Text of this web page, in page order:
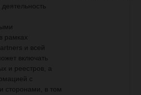
рамках
и всей
включать
и реестров, а
с
сторонами, в том